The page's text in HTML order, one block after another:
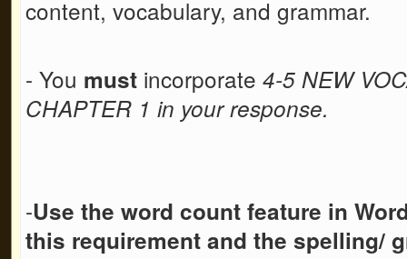
content, vocabulary, and grammar.
- You mustincorporate 4-5 NEW
CHAPTER 1 in your response.
-Use the word count feature in
this requirement and the spelling/